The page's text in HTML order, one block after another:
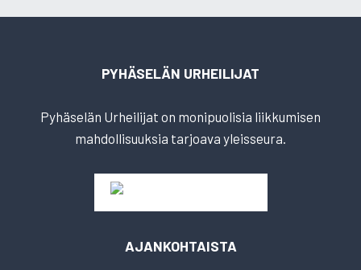
PYHÄSELÄN URHEILIJAT
Pyhäselän Urheilijat on monipuolisia liikkumisen
mahdollisuuksia tarjoava yleisseura.
AJANKOHTAISTA